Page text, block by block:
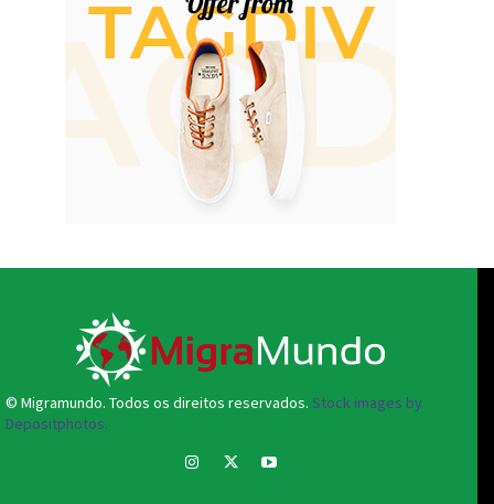
© Migramundo. Todos os direitos reservados. Stock images by
Depositphotos.